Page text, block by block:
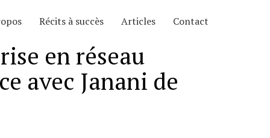
Récits à succès Articles Contact
en réseau
avec Janani de